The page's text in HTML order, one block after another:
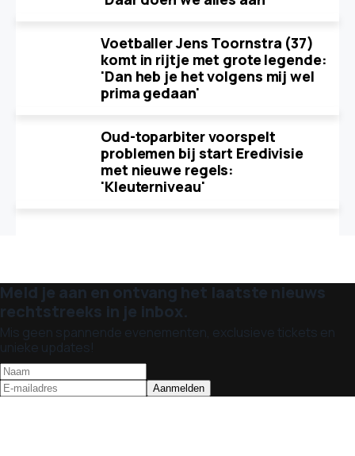
Voetballer Jens Toornstra (37)
komt in rijtje met grote legende:
'Dan heb je het volgens mij wel
prima gedaan'
Oud-toparbiter voorspelt
problemen bij start Eredivisie
met nieuwe regels:
'Kleuterniveau'
Meld je aan en ontvang het laatste nieuws
rechtstreeks in je inbox.
Mis geen spannende evenementen, exclusieve tickets en
unieke updates!